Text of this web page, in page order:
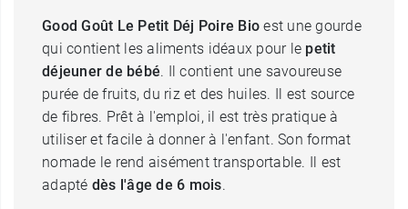
Good Goût Le Petit Déj Poire Bio est une gourde
qui contient les aliments idéaux pour le petit
déjeuner de bébé. Il contient une savoureuse
purée de fruits, du riz et des huiles. Il est source
de fibres. Prêt à l'emploi, il est très pratique à
utiliser et facile à donner à l'enfant. Son format
nomade le rend aisément transportable. Il est
adapté dès l'âge de 6 mois.